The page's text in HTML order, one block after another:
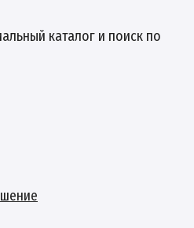
каталог и поиск по